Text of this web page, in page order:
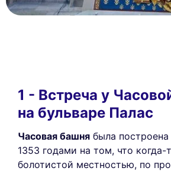
1 - Встреча у
на бульваре Палас
Часовая башня была
1353 годами на том, что когда-
болотистой местностью, по